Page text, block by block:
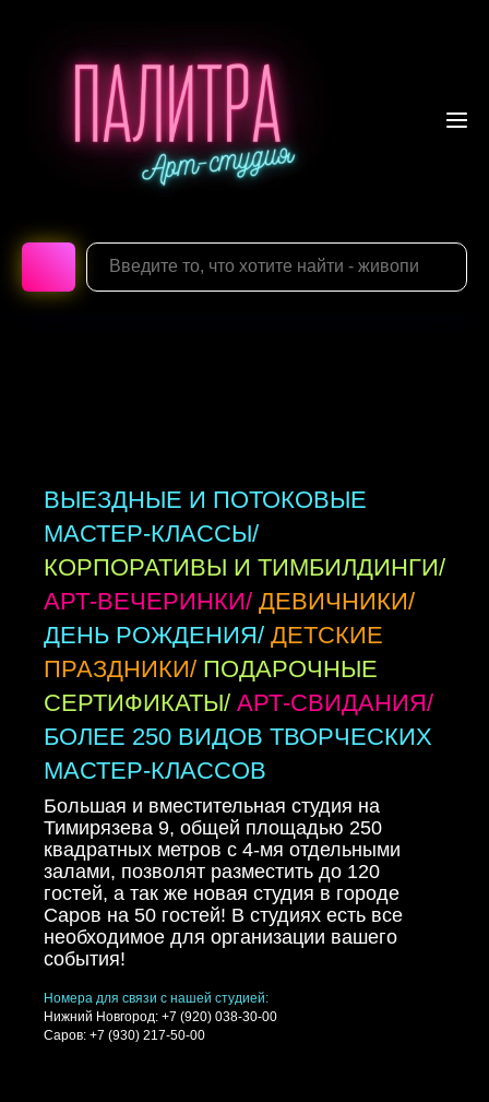
ВЫЕЗДНЫЕ И ПОТОКОВЫЕ
МАСТЕР-КЛАССЫ/
КОРПОРАТИВЫ И ТИМБИЛДИНГИ/
АРТ-ВЕЧЕРИНКИ/ ДЕВИЧНИКИ/
ДЕНЬ РОЖДЕНИЯ/ ДЕТСКИЕ
ПРАЗДНИКИ/ ПОДАРОЧНЫЕ
СЕРТИФИКАТЫ/ АРТ-СВИДАНИЯ/
БОЛЕЕ 250 ВИДОВ ТВОРЧЕСКИХ
МАСТЕР-КЛАССОВ
Большая и вместительная студия на
Тимирязева 9, общей площадью 250
квадратных метров с 4-мя отдельными
залами, позволят разместить до 120
гостей, а так же новая студия в городе
Саров на 50 гостей! В студиях есть все
необходимое для организации вашего
события!
Номера для связи с нашей студией:
Нижний Новгород: +7 (920) 038-30-00
Саров: +7 (930) 217-50-00